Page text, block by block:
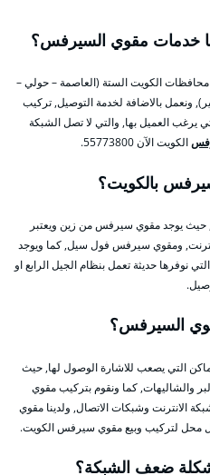
خدمات مقوي السيرفس؟
الكويت الستة (العاصمة – حولي –
ونعمل بالاضافة لخدمة التوصيل, تركيب
العميل بها, والتي لا تصل الشبكة
الكويت الآن 55773800.
بالكويت؟
حيث يوجد مقوي سيرفس من زين ويعتبر
ومقوي سيرفس فول سيل, كما ويوجد
نوفرها حديثة تعمل بنظام الجيل الرابع او
السيرفس؟
التي يصعب للاشارة الوصول لها, حيث
والشاليهات, كما ونقوم بتركيب مقوي
وشبكات الاتصال, ولدينا مقوي
محل لتركيب وبيع مقوي سيرفس الكويت.
ضعف الشبكة؟